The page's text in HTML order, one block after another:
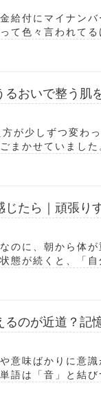
給付にマイナン
て色々言われて
るおいで整う肌
が少しずつ変わ
まかせていまし
たら｜頑張り
のに、朝から体
態が続くと、「自
のが近道？記
意味ばかりに意
語は「音」と結